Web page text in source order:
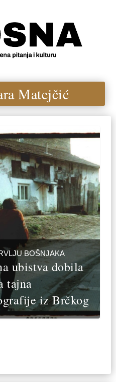
Matejčić
BOŠNJAKA
ubistva dobila
tajna
iz Brčkog